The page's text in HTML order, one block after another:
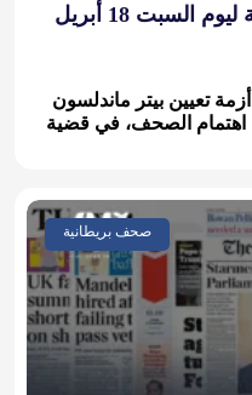
أبرز عناوين الصحف البريطانية ليوم السبت 18 أبريل
تعيين بيتر ماندلسون
اهتمام الصحف، في قضية
صحف بريطانية